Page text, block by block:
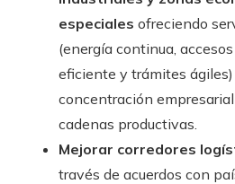
especiales ofreciendo
(energía continua,
eficiente y trámites
concentración
cadenas productivas.
Mejorar corredores
través de acuerdos con